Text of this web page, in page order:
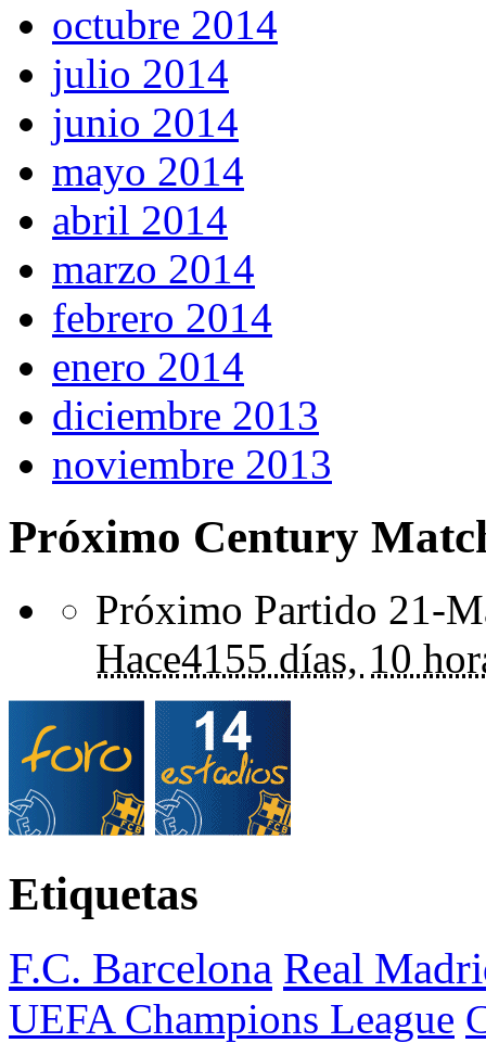
octubre 2014
julio 2014
junio 2014
mayo 2014
abril 2014
marzo 2014
febrero 2014
enero 2014
diciembre 2013
noviembre 2013
Próximo Century
Próximo Partido 21-
Hace4155 días, 10
Etiquetas
F.C. Barcelona Real
UEFA Champions League